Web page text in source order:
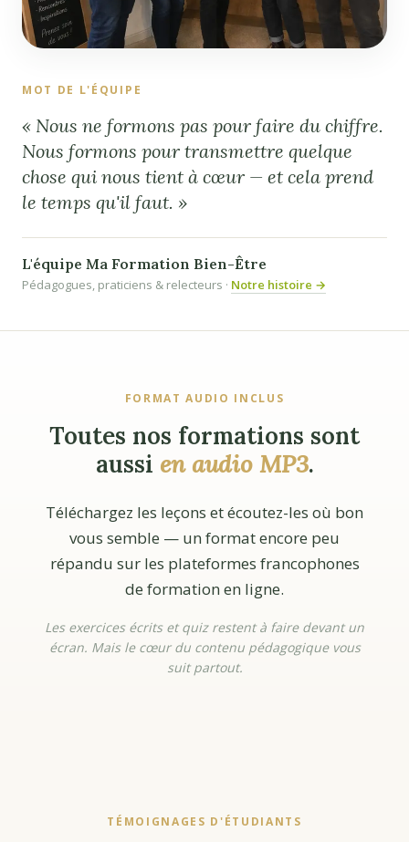
MOT DE L'ÉQUIPE
« Nous ne formons pas pour faire du chiffre.
Nous formons pour transmettre quelque
chose qui nous tient à cœur — et cela prend
le temps qu'il faut. »
L'équipe Ma Formation Bien-Être
Pédagogues, praticiens & relecteurs · Notre histoire →
FORMAT AUDIO INCLUS
Toutes nos formations sont
aussi en audio MP3.
Téléchargez les leçons et écoutez-les où bon
vous semble — un format encore peu
répandu sur les plateformes francophones
de formation en ligne.
Les exercices écrits et quiz restent à faire devant un
écran. Mais le cœur du contenu pédagogique vous
suit partout.
TÉMOIGNAGES D'ÉTUDIANTS